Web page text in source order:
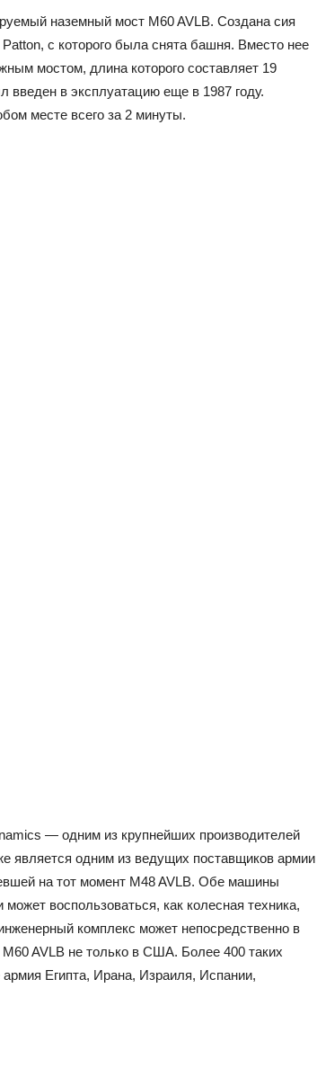
наземный мост M60 AVLB. Создана сия
с которого была снята башня. Вместо нее
мостом, длина которого составляет 19
в эксплуатацию еще в 1987 году.
месте всего за 2 минуты.
— одним из крупнейших производителей
является одним из ведущих поставщиков армии
на тот момент M48 AVLB. Обе машины
воспользоваться, как колесная техника,
комплекс может непосредственно в
AVLB не только в США. Более 400 таких
Египта, Ирана, Израиля, Испании,